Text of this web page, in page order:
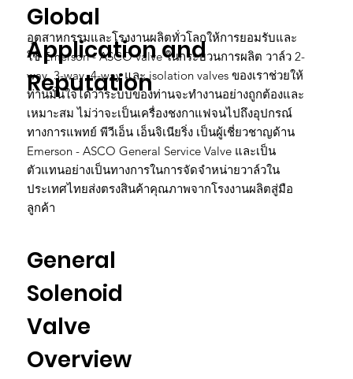
Global
Application and
Reputation
อุตสาหกรรมและโรงงานผลิตทั่วโลกให้การยอมรับและ
ใช้ Emerson - ASCO valve ในกระบวนการผลิต วาล์ว 2-
way, 3-way, 4-way และ isolation valves ของเราช่วยให้
ท่านมั่นใจได้ว่าระบบของท่านจะทำงานอย่างถูกต้องและ
เหมาะสม ไม่ว่าจะเป็นเครื่องชงกาแฟจนไปถึงอุปกรณ์
ทางการแพทย์ พีวีเอ็น เอ็นจิเนียริ่ง เป็นผู้เชี่ยวชาญด้าน
Emerson - ASCO General Service Valve และเป็น
ตัวแทนอย่างเป็นทางการในการจัดจำหน่ายวาล์วใน
ประเทศไทยส่งตรงสินค้าคุณภาพจากโรงงานผลิตสู่มือ
ลูกค้า
General
Solenoid
Valve
Overview